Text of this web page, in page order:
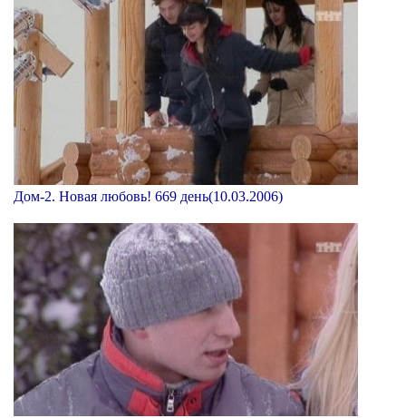
Дом-2. Новая любовь! 669 день(10.03.2006)